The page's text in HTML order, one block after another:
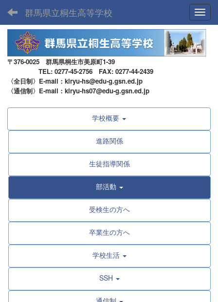
群馬県立桐生高等学校
〒376-0025 群馬県桐生市美原町1-39
TEL: 0277-45-2756 FAX: 0277-44-2439
〈全日制〉E-mail：kiryu-hs@edu-g.gsn.ed.jp
〈通信制〉E-mail：kiryu-hs07@edu-g.gsn.ed.jp
学校概要
進路関係
生徒指導関係
部活動
受検生の方へ
卒業生の方へ
学校生活
SSH